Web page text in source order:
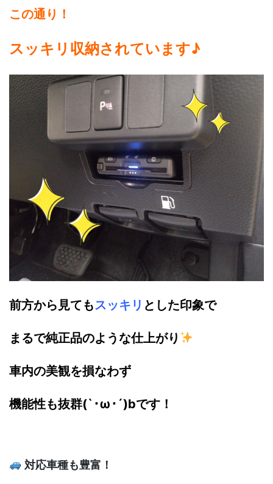
この通り！
スッキリ収納されています♪
前方から見てもスッキリ とした印象で
まるで純正品のような仕上がり
車内の美観を損なわず
機能性も抜群(`･ω･´)bです！
対応車種も豊富！